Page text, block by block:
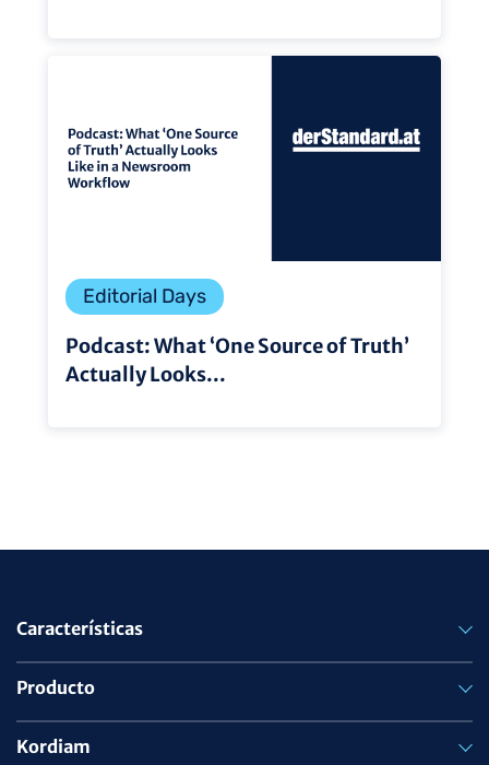
Editorial Days
Podcast: What ‘One Source of Truth’
Actually Looks...
Características
Producto
Kordiam